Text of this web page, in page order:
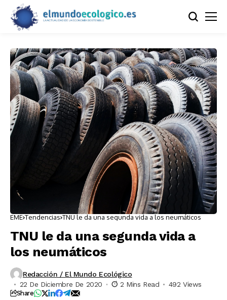
EME Tendencias TNU le da una segunda vida a los neumáticos
TNU le da una segunda vida a
los neumáticos
Redacción / El Mundo Ecológico
22 De Diciembre De 2020
2 Mins Read 492 Views
Share